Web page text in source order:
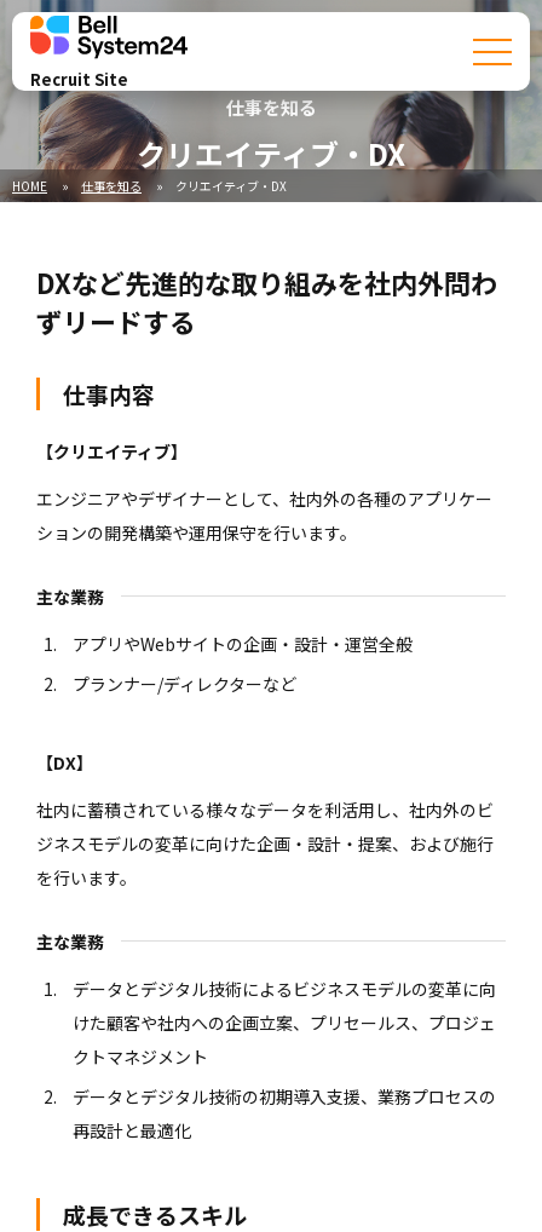
Recruit Site
HOME 仕事を知る クリエイティブ・DX
仕事を知る
クリエイティブ・DX
DXなど先進的な取り組みを社内外問わ
ずリードする
仕事内容
【クリエイティブ】
エンジニアやデザイナーとして、社内外の各種のアプリケー
ションの開発構築や運用保守を行います。
主な業務
アプリやWebサイトの企画・設計・運営全般
プランナー/ディレクターなど
【DX】
社内に蓄積されている様々なデータを利活用し、社内外のビ
ジネスモデルの変革に向けた企画・設計・提案、および施行
を行います。
主な業務
データとデジタル技術によるビジネスモデルの変革に向
けた顧客や社内への企画立案、プリセールス、プロジェ
クトマネジメント
データとデジタル技術の初期導入支援、業務プロセスの
再設計と最適化
成長できるスキル